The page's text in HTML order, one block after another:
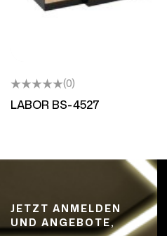
(0)
LABOR BS-4527
JETZT ANMELDEN
UND ANGEBOTE,